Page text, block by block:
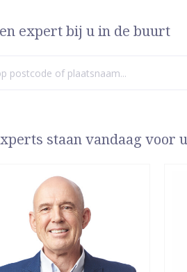
expert bij u in de buurt
staan vandaag voor